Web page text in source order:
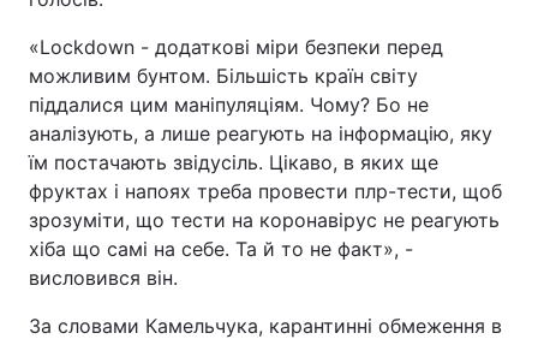
«Lockdown - додаткові міри безпеки перед
можливим бунтом. Більшість країн світу
піддалися цим маніпуляціям. Чому? Бо не
аналізують, а лише реагують на інформацію, яку
їм постачають звідусіль. Цікаво, в яких ще
фруктах і напоях треба провести плр-тести, щоб
зрозуміти, що тести на коронавірус не реагують
хіба що самі на себе. Та й то не факт», -
висловився він.
За словами Камельчука, карантинні обмеження в